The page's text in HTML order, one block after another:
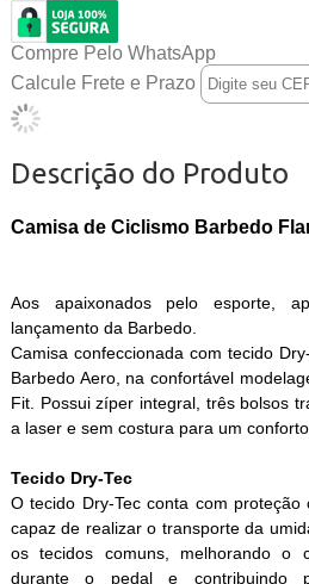
Compre Pelo WhatsApp
Calcule Frete e Prazo
Descrição do Produto
Camisa de Ciclismo Barbedo
Aos apaixonados pelo esporte,
lançamento da Barbedo.
Camisa confeccionada com tecido
Barbedo Aero, na confortável
Fit. Possui zíper integral, três bolsos
a laser e sem costura para um
Tecido Dry-Tec
O tecido Dry-Tec conta com
capaz de realizar o transporte da
os tecidos comuns, melhorando o
durante o pedal e contribuindo